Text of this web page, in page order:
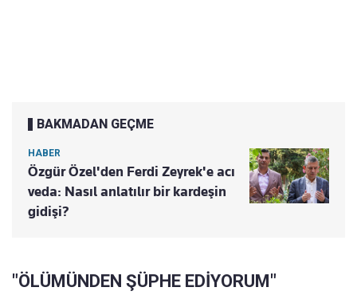
BAKMADAN GEÇME
HABER
Özgür Özel'den Ferdi Zeyrek'e acı
veda: Nasıl anlatılır bir kardeşin
gidişi?
"ÖLÜMÜNDEN ŞÜPHE EDİYORUM"